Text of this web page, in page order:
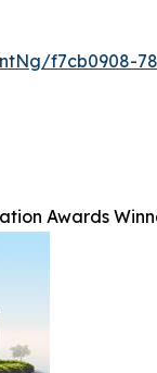
f7cb0908-
Awards